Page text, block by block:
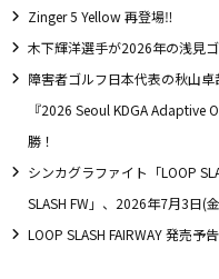
Zinger 5 Yellow 再登場‼
木下輝洋選手が2026年の浅見
障害者ゴルフ日本代表の秋山
『2026 Seoul KDGA
勝！
シンカグラファイト「LOOP
SLASH FW」、2026年7月3日(
LOOP SLASH FAIRWAY 発売予告